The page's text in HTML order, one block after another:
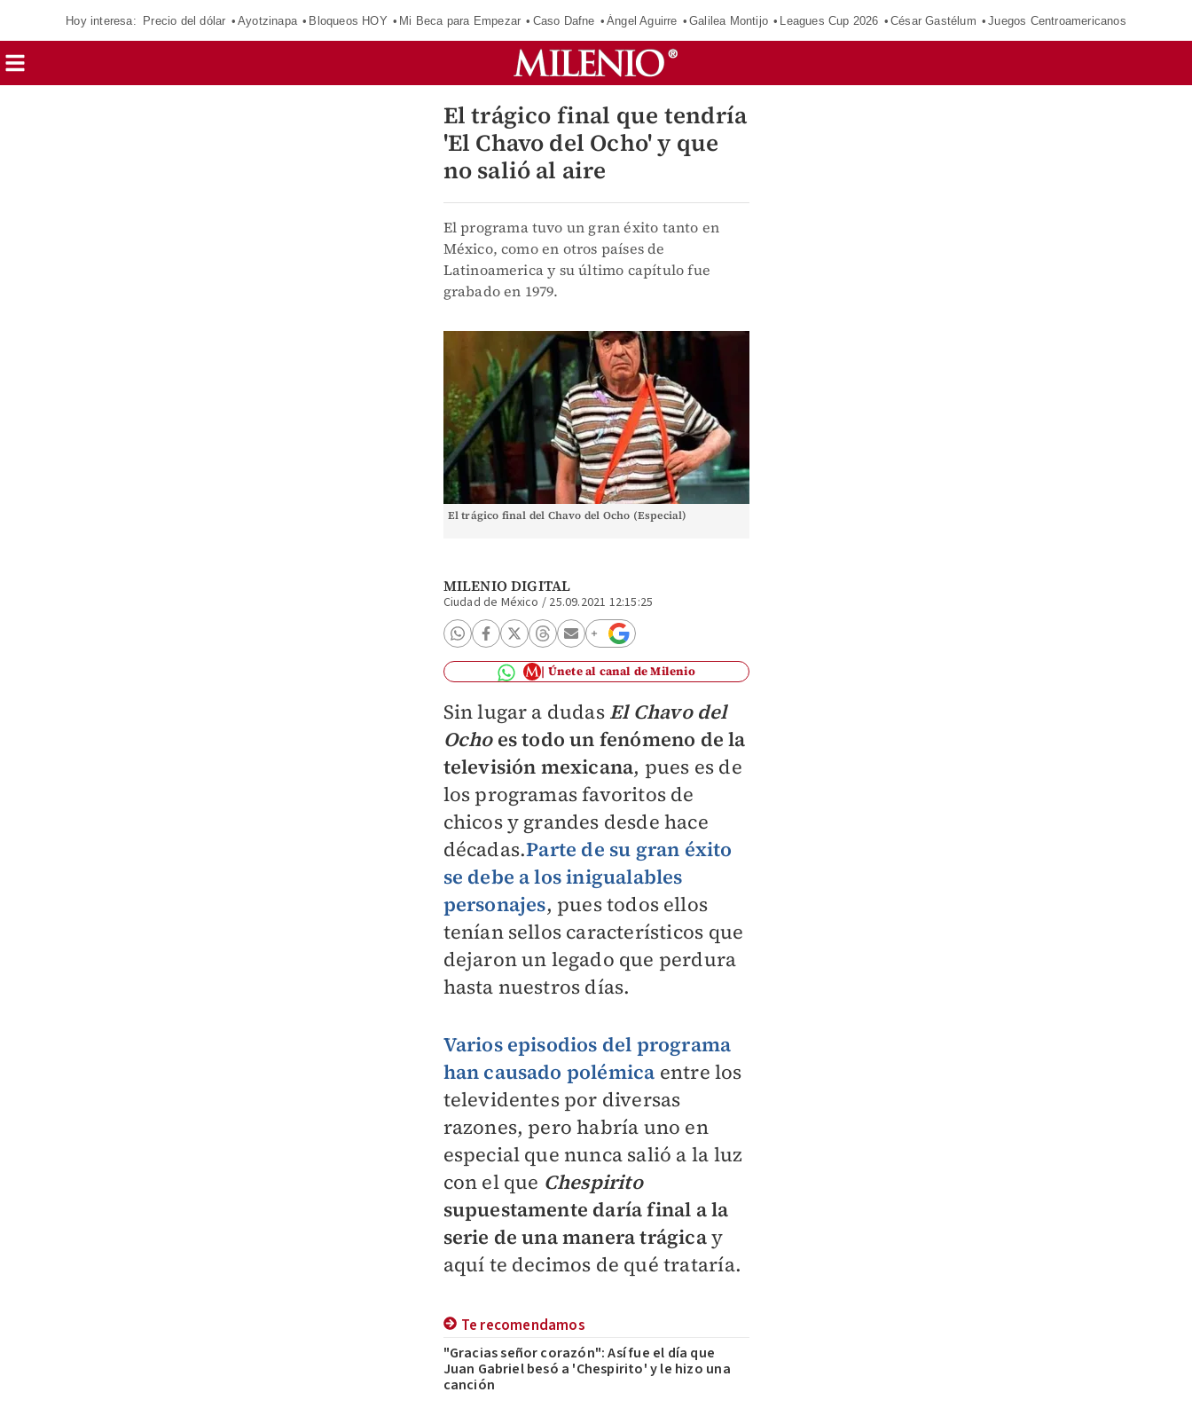
Hoy interesa: Precio del dólar Ayotzinapa Bloqueos HOY Mi Beca para Empezar Caso Dafne Ángel Aguirre Galilea Montijo Leagues Cup 2026 César Gastélum Juegos Centroamericanos
El trágico final que tendría
'El Chavo del Ocho' y que
no salió al aire
El programa tuvo un gran éxito tanto en
México, como en otros países de
Latinoamerica y su último capítulo fue
grabado en 1979.
El trágico final del Chavo del Ocho (Especial)
MILENIO DIGITAL
Ciudad de México / 25.09.2021 12:15:25
Únete al canal de Milenio
Sin lugar a dudas El Chavo del
Ochoes todo un fenómeno de la
televisión mexicana, pues es de
los programas favoritos de
chicos y grandes desde hace
décadas.Parte de su gran éxito
se debe a los inigualables
personajes, pues todos ellos
tenían sellos característicos que
dejaron un legado que perdura
hasta nuestros días.
Varios episodios del programa
han causado polémica entre los
televidentes por diversas
razones, pero habría uno en
especial que nunca salió a la luz
con el que Chespirito
supuestamente daría final a la
serie de una manera trágicay
aquí te decimos de qué trataría.
Te recomendamos
"Gracias señor corazón": Así fue el día que
Juan Gabriel besó a 'Chespirito' y le hizo una
canción